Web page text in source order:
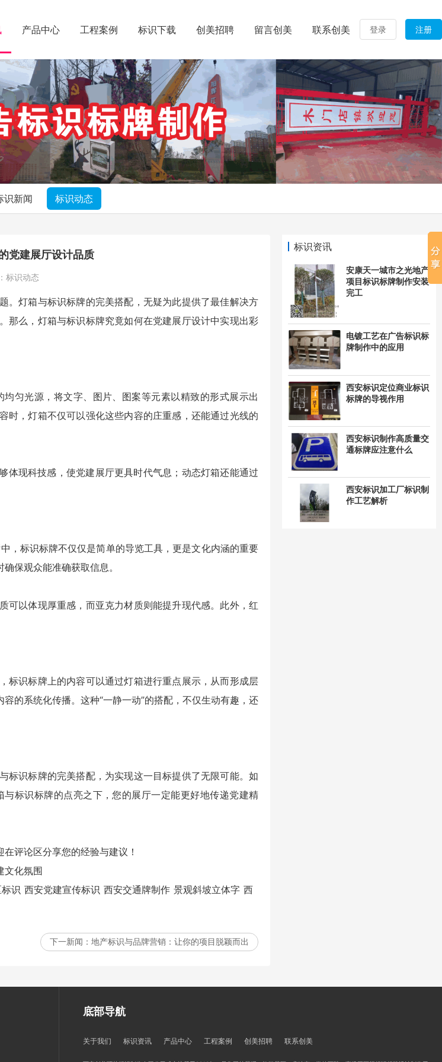
登录 注册
产品中心 工程案例 标识下载 创美招聘 留言创美 联系创美
识新闻 标识动态
标识资讯
安康天一城市之光地产
项目标识标牌制作安装
完工
电镀工艺在广告标识标
牌制作中的应用
西安标识定位商业标识
标牌的导视作用
西安标识制作高质量交
通标牌应注意什么
西安标识加工厂标识制
作工艺解析
党建展厅设计品质
标识动态
。灯箱与标识标牌的完美搭配，无疑为此提供了最佳解决方
那么，灯箱与标识标牌究竟如何在党建展厅设计中实现出彩
匀光源，将文字、图片、图案等元素以精致的形式展示出
时，灯箱不仅可以强化这些内容的庄重感，还能通过光线的
体现科技感，使党建展厅更具时代气息；动态灯箱还能通过
，标识标牌不仅仅是简单的导览工具，更是文化内涵的重要
保观众能准确获取信息。
可以体现厚重感，而亚克力材质则能提升现代感。此外，红
标识标牌上的内容可以通过灯箱进行重点展示，从而形成层
的系统化传播。这种“一静一动”的搭配，不仅生动有趣，还
标识标牌的完美搭配，为实现这一目标提供了无限可能。如
标识标牌的点亮之下，您的展厅一定能更好地传递党建精
评论区分享您的经验与建议！
文化氛围
识 西安党建宣传标识 西安交通牌制作 景观斜坡立体字 西
下一新闻： 地产标识与品牌营销：让你的项目脱颖而出
底部导航
关于我们 标识资讯 产品中心 工程案例 创美招聘 联系创美